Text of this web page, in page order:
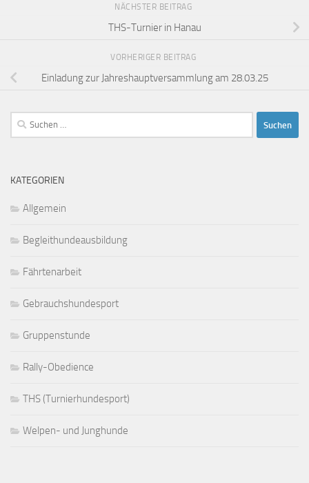
NÄCHSTER BEITRAG
THS-Turnier in Hanau
VORHERIGER BEITRAG
Einladung zur Jahreshauptversammlung am 28.03.25
Suchen
nach:
KATEGORIEN
Allgemein
Begleithundeausbildung
Fährtenarbeit
Gebrauchshundesport
Gruppenstunde
Rally-Obedience
THS (Turnierhundesport)
Welpen- und Junghunde